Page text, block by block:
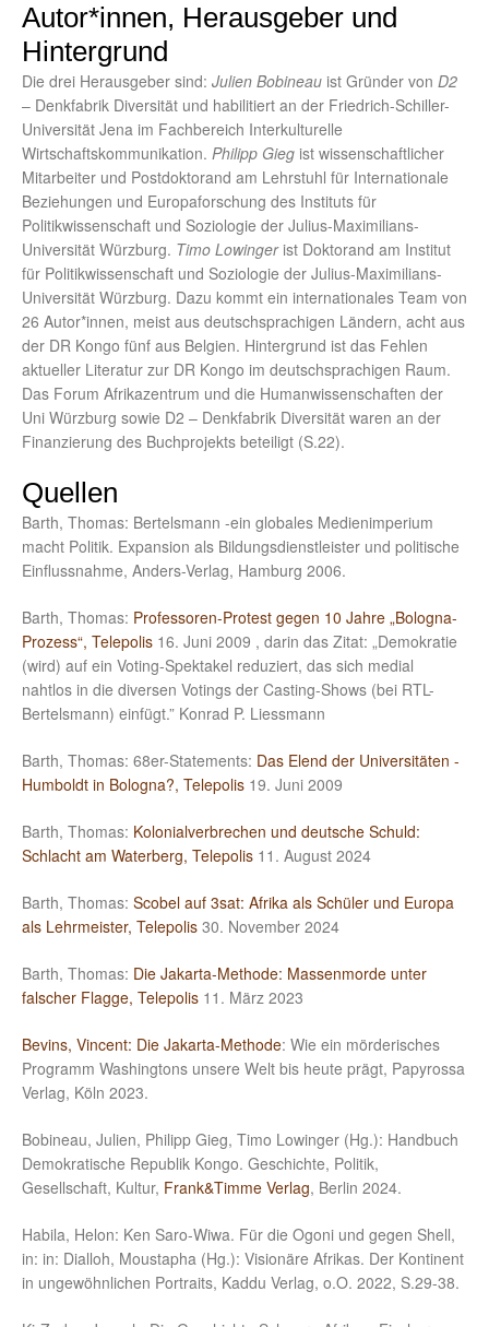
Autor*innen, Herausgeber und
Hintergrund
Die drei Herausgeber sind: Julien Bobineau ist Gründer von D2
– Denkfabrik Diversität und habilitiert an der Friedrich-Schiller-
Universität Jena im Fachbereich Interkulturelle
Wirtschaftskommunikation. Philipp Gieg ist wissenschaftlicher
Mitarbeiter und Postdoktorand am Lehrstuhl für Internationale
Beziehungen und Europaforschung des Instituts für
Politikwissenschaft und Soziologie der Julius-Maximilians-
Universität Würzburg. Timo Lowinger ist Doktorand am Institut
für Politikwissenschaft und Soziologie der Julius-Maximilians-
Universität Würzburg. Dazu kommt ein internationales Team von
26 Autor*innen, meist aus deutschsprachigen Ländern, acht aus
der DR Kongo fünf aus Belgien. Hintergrund ist das Fehlen
aktueller Literatur zur DR Kongo im deutschsprachigen Raum.
Das Forum Afrikazentrum und die Humanwissenschaften der
Uni Würzburg sowie D2 – Denkfabrik Diversität waren an der
Finanzierung des Buchprojekts beteiligt (S.22).
Quellen
Barth, Thomas: Bertelsmann -ein globales Medienimperium
macht Politik. Expansion als Bildungsdienstleister und politische
Einflussnahme, Anders-Verlag, Hamburg 2006.
Barth, Thomas: Professoren-Protest gegen 10 Jahre „Bologna-
Prozess“, Telepolis 16. Juni 2009 , darin das Zitat: „Demokratie
(wird) auf ein Voting-Spektakel reduziert, das sich medial
nahtlos in die diversen Votings der Casting-Shows (bei RTL-
Bertelsmann) einfügt.” Konrad P. Liessmann
Barth, Thomas: 68er-Statements: Das Elend der Universitäten -
Humboldt in Bologna?, Telepolis 19. Juni 2009
Barth, Thomas: Kolonialverbrechen und deutsche Schuld:
Schlacht am Waterberg, Telepolis 11. August 2024
Barth, Thomas: Scobel auf 3sat: Afrika als Schüler und Europa
als Lehrmeister, Telepolis 30. November 2024
Barth, Thomas: Die Jakarta-Methode: Massenmorde unter
falscher Flagge, Telepolis 11. März 2023
Bevins, Vincent: Die Jakarta-Methode: Wie ein mörderisches
Programm Washingtons unsere Welt bis heute prägt, Papyrossa
Verlag, Köln 2023.
Bobineau, Julien, Philipp Gieg, Timo Lowinger (Hg.): Handbuch
Demokratische Republik Kongo. Geschichte, Politik,
Gesellschaft, Kultur, Frank&Timme Verlag, Berlin 2024.
Habila, Helon: Ken Saro-Wiwa. Für die Ogoni und gegen Shell,
in: in: Dialloh, Moustapha (Hg.): Visionäre Afrikas. Der Kontinent
in ungewöhnlichen Portraits, Kaddu Verlag, o.O. 2022, S.29-38.